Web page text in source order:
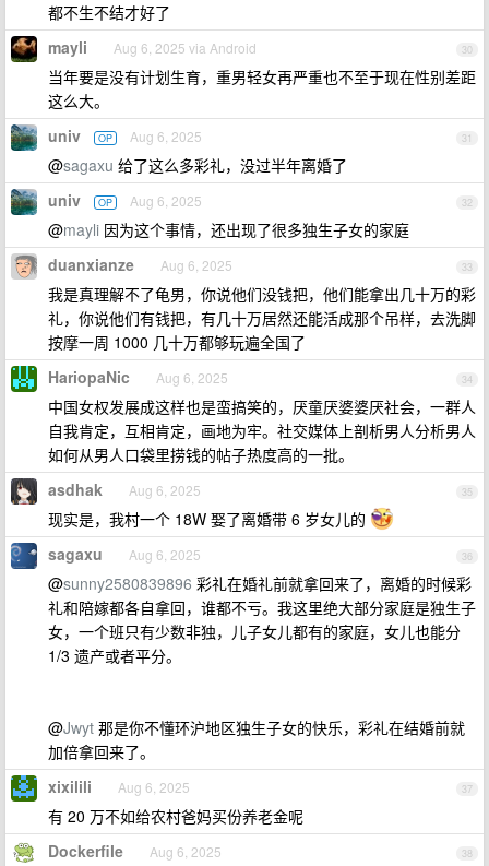
都不生不结才好了
30
mayli Aug 6, 2025 via Android
当年要是没有计划生育，重男轻女再严重也不至于现在性别差距
这么大。
31
univ OP Aug 6, 2025
@sagaxu 给了这么多彩礼，没过半年离婚了
32
univ OP Aug 6, 2025
@mayli 因为这个事情，还出现了很多独生子女的家庭
33
duanxianze Aug 6, 2025
我是真理解不了龟男，你说他们没钱把，他们能拿出几十万的彩
礼，你说他们有钱把，有几十万居然还能活成那个吊样，去洗脚
按摩一周 1000 几十万都够玩遍全国了
34
HariopaNic Aug 6, 2025
中国女权发展成这样也是蛮搞笑的，厌童厌婆婆厌社会，一群人
自我肯定，互相肯定，画地为牢。社交媒体上剖析男人分析男人
如何从男人口袋里捞钱的帖子热度高的一批。
35
asdhak Aug 6, 2025
现实是，我村一个 18W 娶了离婚带 6 岁女儿的
36
sagaxu Aug 6, 2025
@sunny2580839896 彩礼在婚礼前就拿回来了，离婚的时候彩
礼和陪嫁都各自拿回，谁都不亏。我这里绝大部分家庭是独生子
女，一个班只有少数非独，儿子女儿都有的家庭，女儿也能分
1/3 遗产或者平分。
@Jwyt 那是你不懂环沪地区独生子女的快乐，彩礼在结婚前就
加倍拿回来了。
37
xixilili Aug 6, 2025
有 20 万不如给农村爸妈买份养老金呢
38
Dockerfile Aug 6, 2025